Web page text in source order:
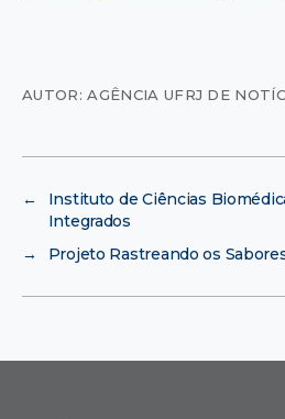
AUTOR: AGÊNCIA UFRJ DE
←
Instituto de Ciências
Integrados
→
Projeto Rastreando os